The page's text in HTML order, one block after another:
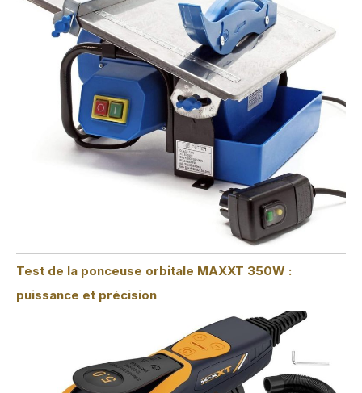
Test de la ponceuse orbitale MAXXT 350W :
puissance et précision